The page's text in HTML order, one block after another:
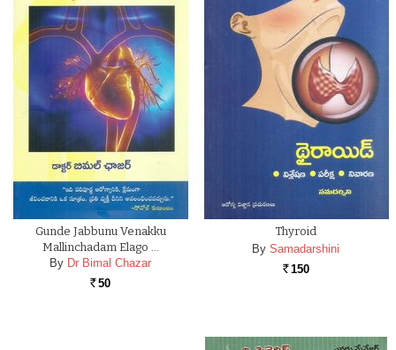
Gunde Jabbunu Venakku
Mallinchadam Elago …
By Dr Bimal Chazar
Rs. 50
Thyroid
By Samadarshini
Rs. 150